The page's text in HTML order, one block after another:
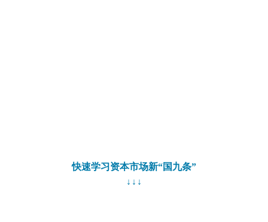
快速学习资本市场新“国九条”
↓↓↓